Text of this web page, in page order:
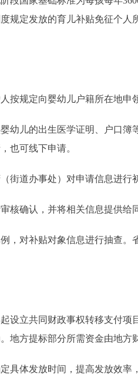
规定发放的育儿补贴免征个
规定向婴幼儿户籍所在地申
儿的出生医学证明、户口簿
也可线下申请。
道办事处）对申请信息进行
确认，并将相关信息提供给
对补贴对象信息进行抽查。
立共同财政事权转移支付项
地方提标部分所需资金由地方
体发放时间，提高发放效率